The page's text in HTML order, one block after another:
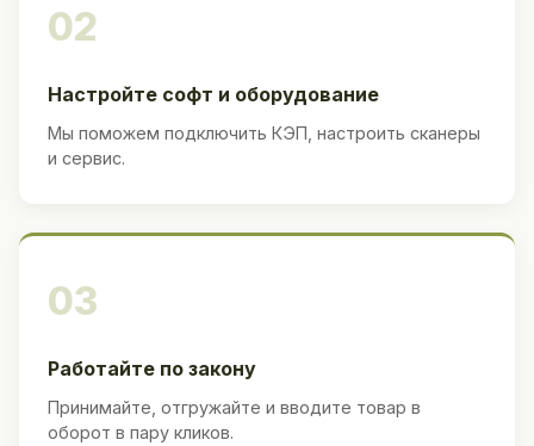
02
Настройте софт и оборудование
Мы поможем подключить КЭП, настроить сканеры
и сервис.
03
Работайте по закону
Принимайте, отгружайте и вводите товар в
оборот в пару кликов.